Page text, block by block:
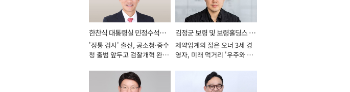
한찬식 대통령실 민정수석비
서관
'정통 검사' 출신, 공소청·중수
청 출범 앞두고 검찰개혁 완수
김정균 보령 및 보령홀딩스 대
표이사 사장
제약업계의 젊은 오너 3세 경
영자, 미래 먹거리 '우주와 헬